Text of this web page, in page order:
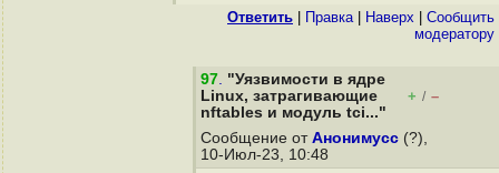
Ответить Правка| Наверх
Cообщить
модератору
97. "Уязвимости в ядре
Linux, затрагивающие
nftables и модуль tci..."
+ / –
Сообщение от Анонимусс (?),
10-Июл-23, 10:48